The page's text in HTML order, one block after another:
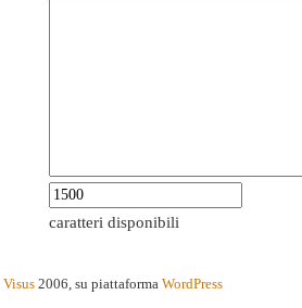
caratteri disponibili
Visus 2006, su piattaforma WordPress